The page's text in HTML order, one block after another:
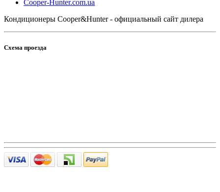
Cooper-Hunter.com.ua
Кондиционеры Cooper&Hunter - официальный сайт дилера
Схема проезда